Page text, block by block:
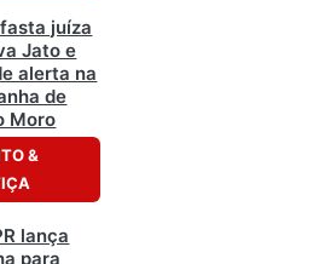
juíza
Jato e
alerta na
de
Moro
&
lança
para